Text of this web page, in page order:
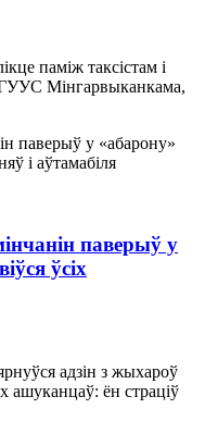
паміж таксістам і
ГУУС Мінгарвыканкама,
паверыў у
ўсіх
адзін з жыхароў
ашуканцаў: ён страціў